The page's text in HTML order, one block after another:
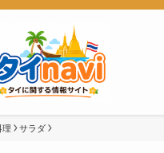
理 サラダ